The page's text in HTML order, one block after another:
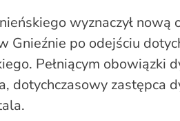
wyznaczył
Gnieźnie po odejściu
Pełniącym obowiązki
dotychczasowy zastępca